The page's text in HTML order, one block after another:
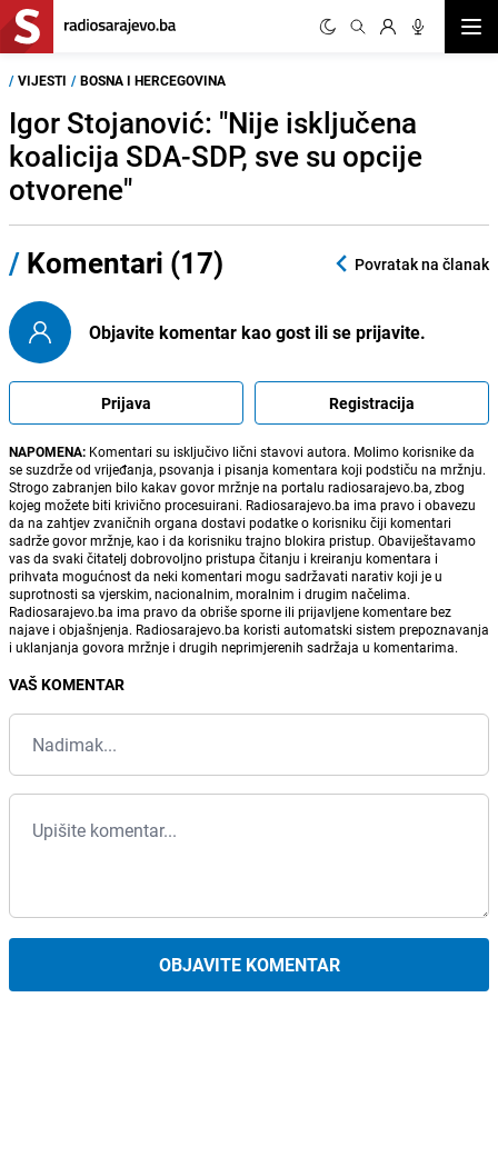
/ VIJESTI / BOSNA I HERCEGOVINA
Igor Stojanović: "Nije isključena
koalicija SDA-SDP, sve su opcije
otvorene"
/ Komentari (17) Povratak na članak
Objavite komentar kao gost ili se prijavite.
Prijava Registracija
NAPOMENA: Komentari su isključivo lični stavovi autora. Molimo korisnike da
se suzdrže od vrijeđanja, psovanja i pisanja komentara koji podstiču na mržnju.
Strogo zabranjen bilo kakav govor mržnje na portalu radiosarajevo.ba, zbog
kojeg možete biti krivično procesuirani. Radiosarajevo.ba ima pravo i obavezu
da na zahtjev zvaničnih organa dostavi podatke o korisniku čiji komentari
sadrže govor mržnje, kao i da korisniku trajno blokira pristup. Obaviještavamo
vas da svaki čitatelj dobrovoljno pristupa čitanju i kreiranju komentara i
prihvata mogućnost da neki komentari mogu sadržavati narativ koji je u
suprotnosti sa vjerskim, nacionalnim, moralnim i drugim načelima.
Radiosarajevo.ba ima pravo da obriše sporne ili prijavljene komentare bez
najave i objašnjenja. Radiosarajevo.ba koristi automatski sistem prepoznavanja
i uklanjanja govora mržnje i drugih neprimjerenih sadržaja u komentarima.
VAŠ KOMENTAR
OBJAVITE KOMENTAR